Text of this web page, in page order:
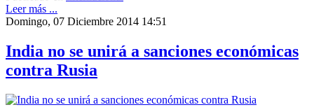
Leer más ...
Domingo, 07 Diciembre 2014 14:51
India no se unirá a sanciones económicas
contra Rusia